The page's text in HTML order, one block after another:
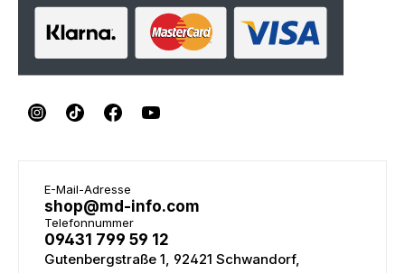
E-Mail-Adresse
shop@md-info.com
Telefonnummer
09431 799 59 12
Gutenbergstraße 1, 92421 Schwandorf,